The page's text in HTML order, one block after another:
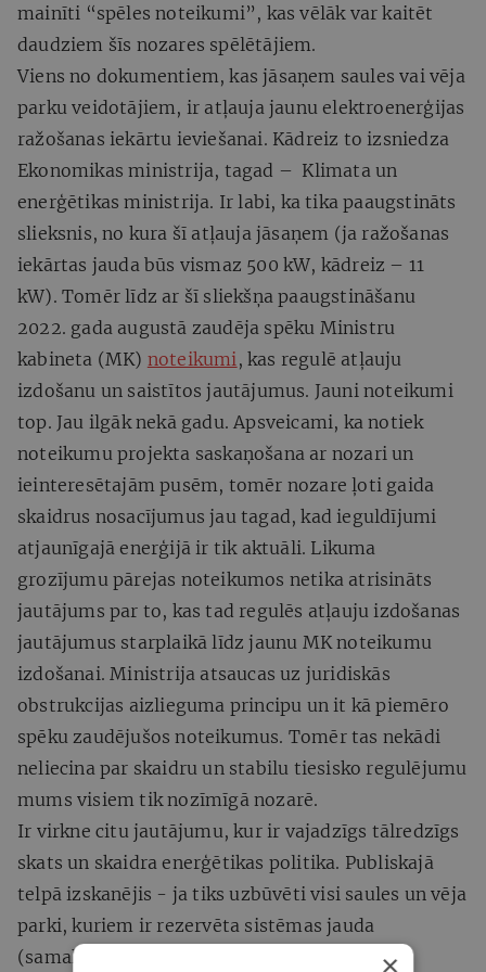
mainīti “spēles noteikumi”, kas vēlāk var kaitēt
daudziem šīs nozares spēlētājiem.
Viens no dokumentiem, kas jāsaņem saules vai vēja
parku veidotājiem, ir atļauja jaunu elektroenerģijas
ražošanas iekārtu ieviešanai. Kādreiz to izsniedza
Ekonomikas ministrija, tagad – Klimata un
enerģētikas ministrija. Ir labi, ka tika paaugstināts
slieksnis, no kura šī atļauja jāsaņem (ja ražošanas
iekārtas jauda būs vismaz 500 kW, kādreiz – 11
kW). Tomēr līdz ar šī sliekšņa paaugstināšanu
2022. gada augustā zaudēja spēku Ministru
kabineta (MK) noteikumi , kas regulē atļauju
izdošanu un saistītos jautājumus. Jauni noteikumi
top. Jau ilgāk nekā gadu. Apsveicami, ka notiek
noteikumu projekta saskaņošana ar nozari un
ieinteresētajām pusēm, tomēr nozare ļoti gaida
skaidrus nosacījumus jau tagad, kad ieguldījumi
atjaunīgajā enerģijā ir tik aktuāli. Likuma
grozījumu pārejas noteikumos netika atrisināts
jautājums par to, kas tad regulēs atļauju izdošanas
jautājumus starplaikā līdz jaunu MK noteikumu
izdošanai. Ministrija atsaucas uz juridiskās
obstrukcijas aizlieguma principu un it kā piemēro
spēku zaudējušos noteikumus. Tomēr tas nekādi
neliecina par skaidru un stabilu tiesisko regulējumu
mums visiem tik nozīmīgā nozarē.
Ir virkne citu jautājumu, kur ir vajadzīgs tālredzīgs
skats un skaidra enerģētikas politika. Publiskajā
telpā izskanējis - ja tiks uzbūvēti visi saules un vēja
parki, kuriem ir rezervēta sistēmas jauda
(samaksāta maksa par sistēmas jaudas
×